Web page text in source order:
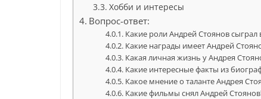
Хобби и интересы
Вопрос-ответ:
Какие роли Андрей Стоянов сыграл
Какие награды имеет Андрей
Какая личная жизнь у Андрея
Какие интересные факты из
Какое мнение о таланте Андрея
Какие фильмы снял Андрей